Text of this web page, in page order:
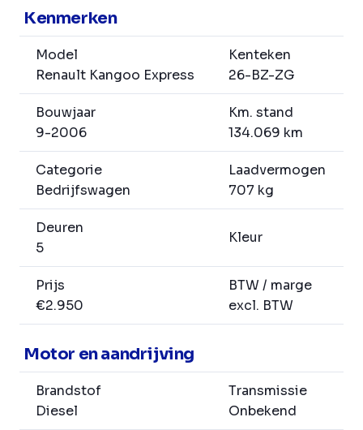
Kenmerken
Model
Renault Kangoo Express
Kenteken
26-BZ-ZG
Bouwjaar
9-2006
Km. stand
134.069 km
Categorie
Bedrijfswagen
Laadvermogen
707 kg
Deuren
5
Kleur
Prijs
€2.950
BTW / marge
excl. BTW
Motor en aandrijving
Brandstof
Diesel
Transmissie
Onbekend